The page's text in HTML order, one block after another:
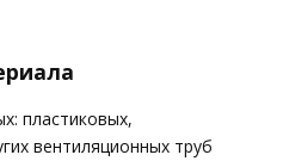
пластиковых,
вентиляционных труб